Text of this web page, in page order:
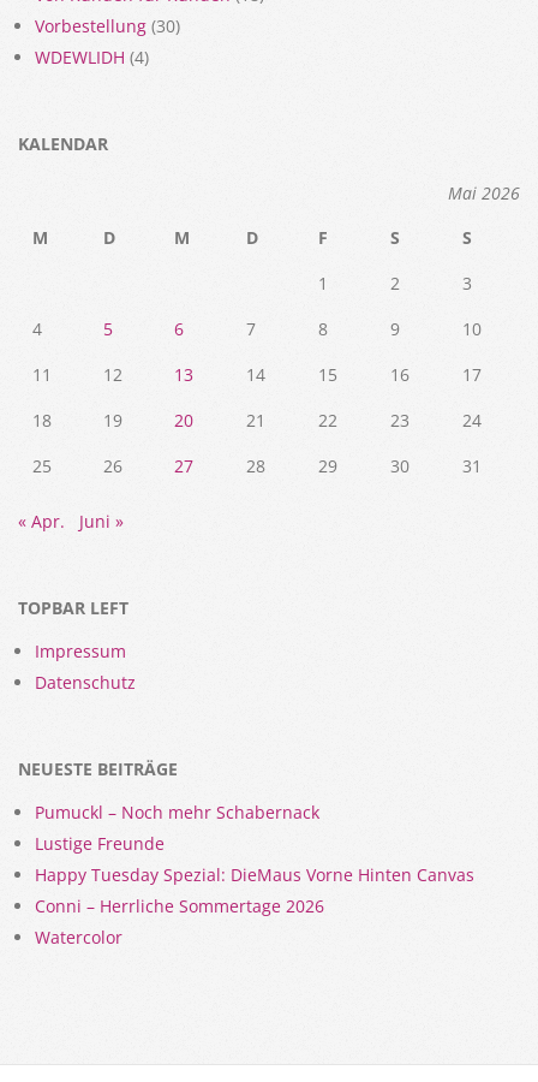
Vorbestellung (30)
WDEWLIDH (4)
KALENDAR
Mai 2026
M
D M D F S
S
1
2
3
4
5 6 7 8 9
10
11
12 13 14 15 16
17
18
19 20 21 22 23
24
25
26 27 28 29 30 31
« Apr. Juni »
TOPBAR LEFT
Impressum
Datenschutz
NEUESTE BEITRÄGE
Pumuckl – Noch mehr Schabernack
Lustige Freunde
Happy Tuesday Spezial: DieMaus Vorne Hinten Canvas
Conni – Herrliche Sommertage 2026
Watercolor